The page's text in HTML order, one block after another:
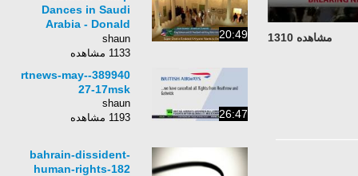
مشاهده 1310 20:49
Dances in Saudi
Arabia - Donald
Trump Traditional
Saudi Sword Dance
shaun
1133 مشاهده
26:47
389940-rtnews-may-
27-17msk
shaun
1193 مشاهده
bahrain-dissident-
human-rights-182